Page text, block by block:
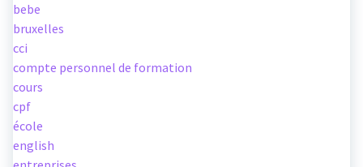
bebe
bruxelles
cci
compte personnel de formation
cours
cpf
école
english